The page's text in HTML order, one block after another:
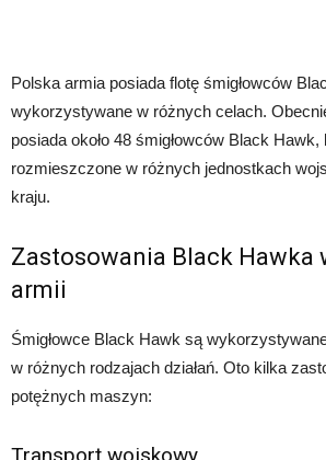
Polska armia posiada flotę śmigłowców
wykorzystywane w różnych celach.
posiada około 48 śmigłowców Black Hawk,
rozmieszczone w różnych jednostkach
kraju.
Zastosowania Black Hawka
armii
Śmigłowce Black Hawk są
w różnych rodzajach działań. Oto kilka
potężnych maszyn: